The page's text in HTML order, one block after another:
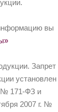
вы
Запрет
установлен
№ 171-ФЗ и
2007 г. №